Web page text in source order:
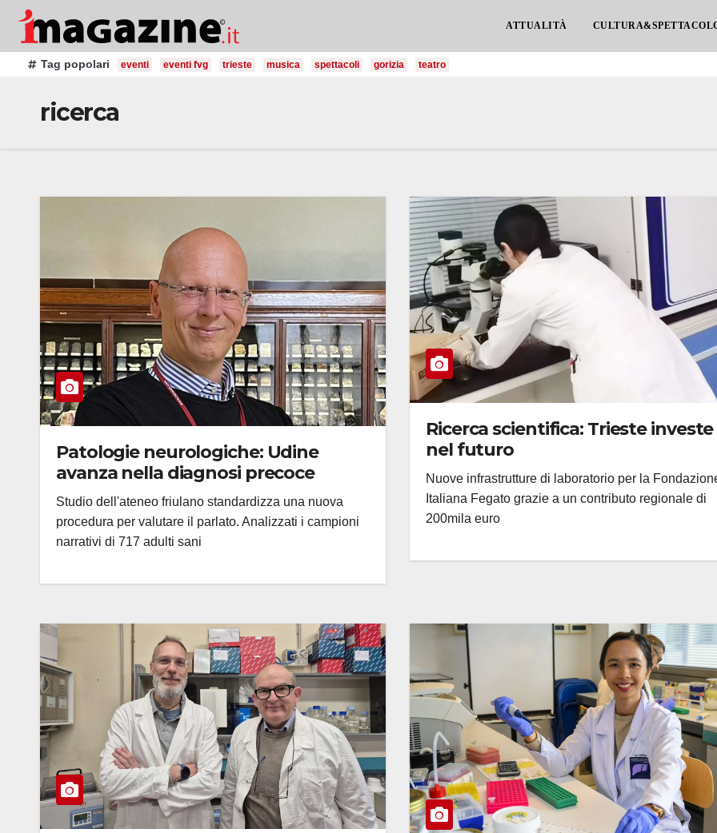
Salta
contenuto
ATTUALITÀ
Tag popolari eventi eventi fvg trieste musica spettacoli gorizia teatro
ricerca
Patologie neurologiche: Udine
avanza nella diagnosi precoce
Studio dell'ateneo friulano standardizza una nuova
procedura per valutare il parlato. Analizzati i campioni
narrativi di 717 adulti sani
Ricerca scientifica: Trieste investe
nel futuro
Nuove infrastrutture di laboratorio per la
Italiana Fegato grazie a un contributo regionale di
200mila euro